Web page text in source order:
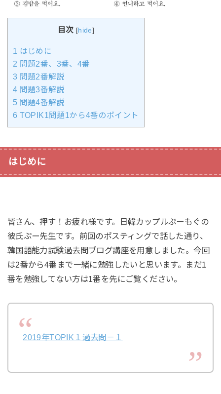
目次 [hide]
1 はじめに
2 問題2番、3番、4番
3 問題2番解説
4 問題3番解説
5 問題4番解説
6 TOPIK1問題1から4番のポイント
はじめに
皆さん、押す！お疲れ様です。日韓カップルぷーもぐの
彼氏ぷー先生です。前回のポスティングで話した通り、
韓国語能力試験過去問ブログ講座を用意しました。今回
は2番から4番まで一緒に勉強したいと思います。まだ1
番を勉強してない方は1番を先にご覧ください。
2019年TOPIK１過去問－１